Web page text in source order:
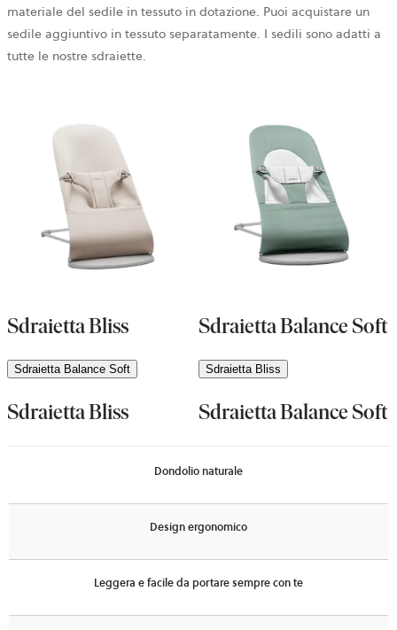
materiale del sedile in tessuto in dotazione. Puoi acquistare un
sedile aggiuntivo in tessuto separatamente. I sedili sono adatti a
tutte le nostre sdraiette.
Sdraietta Bliss
Sdraietta Balance Soft
Sdraietta Bliss
Sdraietta Balance Soft
Sdraietta Bliss
Sdraietta Balance Soft
Dondolio naturale
Design ergonomico
Leggera e facile da portare sempre con te